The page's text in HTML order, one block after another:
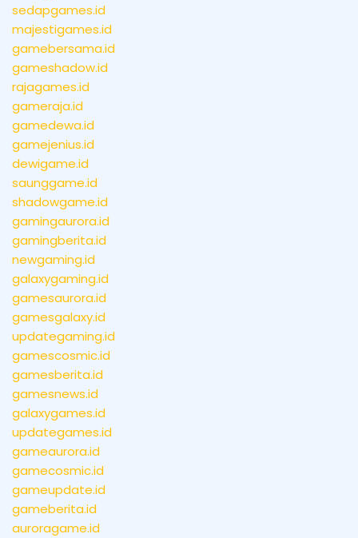
sedapgames.id
majestigames.id
gamebersama.id
gameshadow.id
rajagames.id
gameraja.id
gamedewa.id
gamejenius.id
dewigame.id
saunggame.id
shadowgame.id
gamingaurora.id
gamingberita.id
newgaming.id
galaxygaming.id
gamesaurora.id
gamesgalaxy.id
updategaming.id
gamescosmic.id
gamesberita.id
gamesnews.id
galaxygames.id
updategames.id
gameaurora.id
gamecosmic.id
gameupdate.id
gameberita.id
auroragame.id